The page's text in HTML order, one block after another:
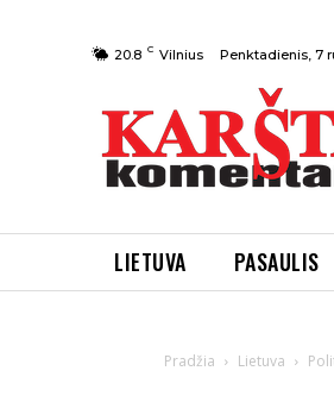
20.8 C Vilnius Penktadienis, 7
LIETUVA PASAULIS
Pradžia Lietuva